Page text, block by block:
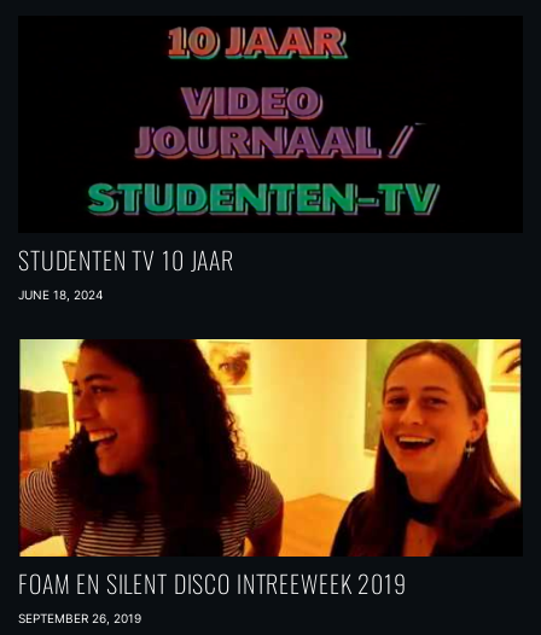
STUDENTEN TV 10 JAAR
JUNE 18, 2024
FOAM EN SILENT DISCO INTREEWEEK 2019
SEPTEMBER 26, 2019